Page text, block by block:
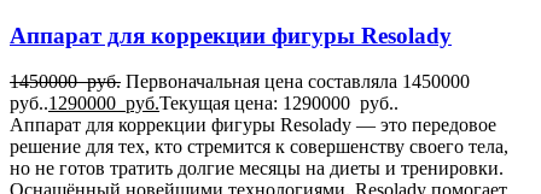
Аппарат для коррекции фигуры Resolady
1450000руб. Первоначальная цена составляла 1450000
руб..1290000 руб.Текущая цена: 1290000 руб..
Аппарат для коррекции фигуры Resolady — это передовое
решение для тех, кто стремится к совершенству своего тела,
но не готов тратить долгие месяцы на диеты и тренировки.